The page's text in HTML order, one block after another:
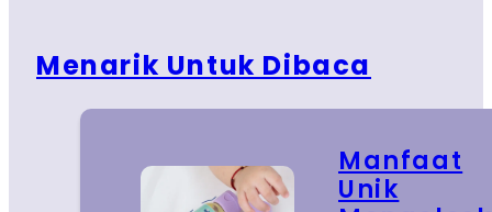
Menarik Untuk Dibaca
Manfaat
Unik